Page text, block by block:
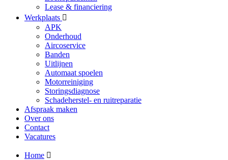
Lease & financiering
Werkplaats
APK
Onderhoud
Aircoservice
Banden
Uitlijnen
Automaat spoelen
Motorreiniging
Storingsdiagnose
Schadeherstel- en ruitreparatie
Afspraak maken
Over ons
Contact
Vacatures
Home